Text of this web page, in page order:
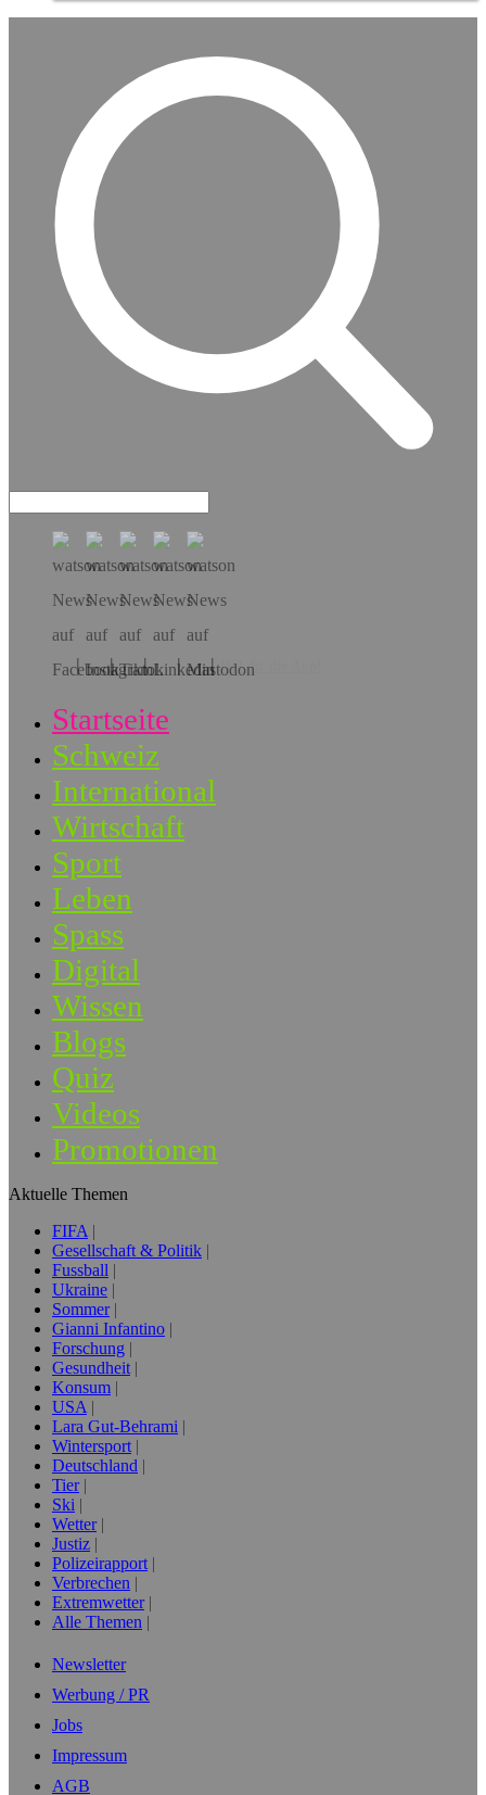
Hol dir die App!
Startseite
Schweiz
International
Wirtschaft
Sport
Leben
Spass
Digital
Wissen
Blogs
Quiz
Videos
Promotionen
Aktuelle Themen
FIFA
Gesellschaft & Politik
Fussball
Ukraine
Sommer
Gianni Infantino
Forschung
Gesundheit
Konsum
USA
Lara Gut-Behrami
Wintersport
Deutschland
Tier
Ski
Wetter
Justiz
Polizeirapport
Verbrechen
Extremwetter
Alle Themen
Newsletter
Werbung / PR
Jobs
Impressum
AGB